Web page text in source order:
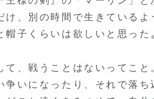
、別の時間で生きている
帽子くらいは欲しいと思った
、戦うことはないってこ
いになったり、それで落